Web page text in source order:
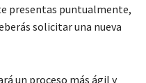
presentas puntualmente,
solicitar una nueva
un proceso más ágil y